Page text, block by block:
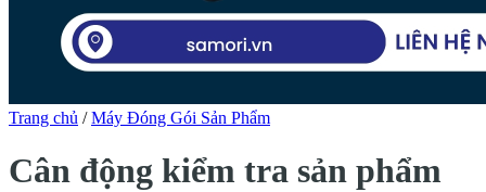
Trang chủ / Máy Đóng Gói Sản Phẩm
Cân động kiểm tra sản phẩm